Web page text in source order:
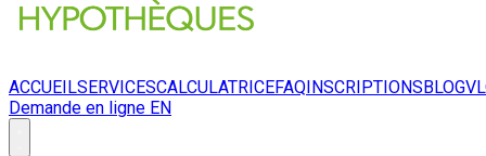
ACCUEILSERVICESCALCULATRICEFAQINSCRIPTIONSBLOG
Demande en ligne EN